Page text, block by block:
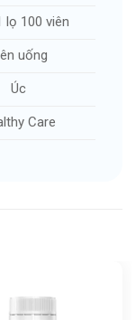
lọ 100 viên
uống
Úc
Care